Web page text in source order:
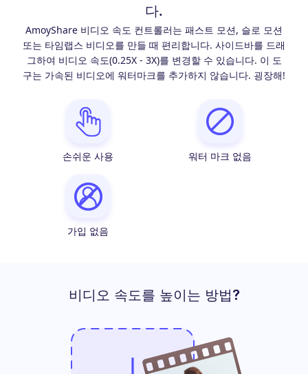
다.
AmoyShare 비디오 속도 컨트롤러는 패스트 모션, 슬로 모션
또는 타임랩스 비디오를 만들 때 편리합니다. 사이드바를 드래
그하여 비디오 속도(0.25X - 3X)를 변경할 수 있습니다. 이 도
구는 가속된 비디오에 워터마크를 추가하지 않습니다. 굉장해!
손쉬운 사용 워터 마크 없음
가입 없음
비디오 속도를 높이는 방법?